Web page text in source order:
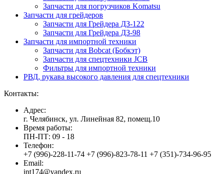
Запчасти для погрузчиков Komatsu
Запчасти для грейдеров
Запчасти для Грейдера ДЗ-122
Запчасти для Грейдера ДЗ-98
Запчасти для импортной техники
Запчасти для Bobcat (Бобкэт)
Запчасти для спецтехники JCB
Фильтры для импортной техники
РВД, рукава высокого давления для спецтехники
Контакты:
Адрес:
г. Челябинск, ул. Линейная 82, помещ.10
Время работы:
ПН-ПТ: 09 - 18
Телефон:
+7 (996)-228-11-74 +7 (996)-823-78-11 +7 (351)-734-96-95
Email:
int174@yandex.ru